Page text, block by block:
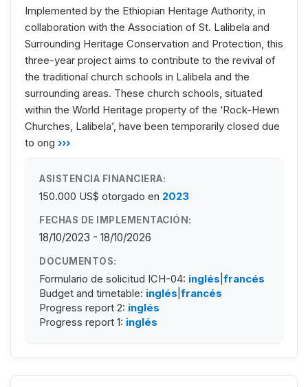
Implemented by the Ethiopian Heritage Authority, in
collaboration with the Association of St. Lalibela and
Surrounding Heritage Conservation and Protection, this
three-year project aims to contribute to the revival of
the traditional church schools in Lalibela and the
surrounding areas. These church schools, situated
within the World Heritage property of the ‘Rock-Hewn
Churches, Lalibela’, have been temporarily closed due
to ong ›››
ASISTENCIA FINANCIERA:
150.000 US$ otorgado en 2023
FECHAS DE IMPLEMENTACIÓN:
18/10/2023 - 18/10/2026
DOCUMENTOS:
Formulario de solicitud ICH-04: inglés francés
Budget and timetable: inglés francés
Progress report 2: inglés
Progress report 1: inglés